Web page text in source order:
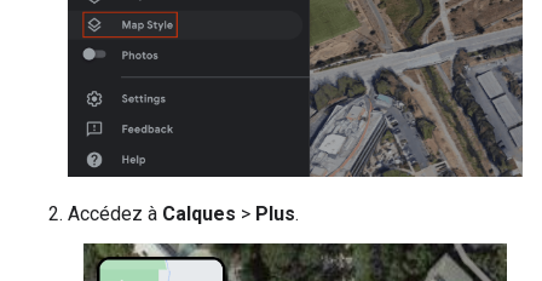
Accédez à Calques > Plus.